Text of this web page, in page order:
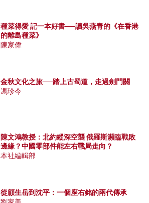
種菜得愛 記一本好書──讀吳燕青的《在香港
的離島種菜》
陳家偉
金秋文化之旅──踏上古蜀道，走過劍門關
馮珍今
陳文鴻教授：北約縱深空襲 俄羅斯瀕臨戰敗
邊緣？中國零部件能左右戰局走向？
本社編輯部
從顧生岳到沈平：一個座右銘的兩代傳承